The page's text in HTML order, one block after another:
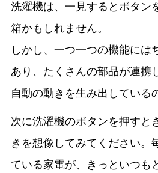
洗濯機は、一見するとボタン
箱かもしれません。
しかし、一つ一つの機能には
あり、たくさんの部品が連携
自動の動きを生み出している
次に洗濯機のボタンを押すと
きを想像してみてください。
ている家電が、きっといつも